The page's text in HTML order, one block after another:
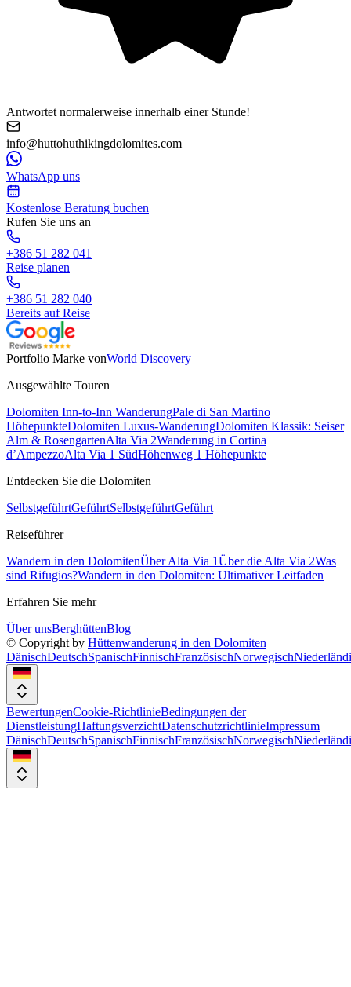
Antwortet normalerweise innerhalb einer Stunde!
info@huttohuthikingdolomites.com
WhatsApp uns
Kostenlose Beratung buchen
Rufen Sie uns an
+386 51 282 041
Reise planen
+386 51 282 040
Bereits auf Reise
Portfolio Marke vonWorld Discovery
Ausgewählte Touren
Dolomiten Inn-to-Inn WanderungPale di San Martino
HöhepunkteDolomiten Luxus-WanderungDolomiten Klassik: Seiser
Alm & RosengartenAlta Via 2Wanderung in Cortina
d’AmpezzoAlta Via 1 SüdHöhenweg 1 Höhepunkte
Entdecken Sie die Dolomiten
SelbstgeführtGeführtSelbstgeführtGeführt
Reiseführer
Wandern in den DolomitenÜber Alta Via 1Über die Alta Via 2Was
sind Rifugios?Wandern in den Dolomiten: Ultimativer Leitfaden
Erfahren Sie mehr
Über unsBerghüttenBlog
© Copyright by Hüttenwanderung in den Dolomiten
DänischDeutschSpanischFinnischFranzösischNorwegisch
BewertungenCookie-RichtlinieBedingungen der
DienstleistungHaftungsverzichtDatenschutzrichtlinieImpressum
DänischDeutschSpanischFinnischFranzösischNorwegisch